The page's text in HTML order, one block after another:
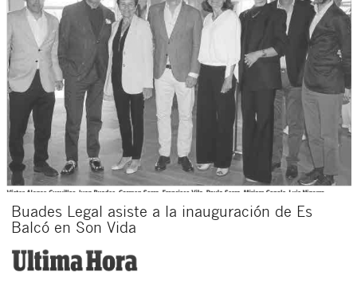
Buades Legal asiste a la inauguración de Es
Balcó en Son Vida